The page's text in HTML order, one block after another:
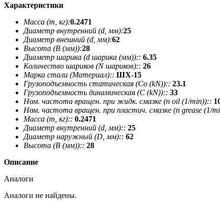
Характеристики
Масса (m, кг):0.2471
Диаметр внутренний (d, мм):25
Диаметр внешний (d, мм):62
Высота (В (мм)):28
Диаметр шарика (d шарика (мм)):: 6.35
Количество шариков (N шариков):: 26
Марка стали (Материал):: ШХ-15
Грузоподъемность статическая (Co (kN)):: 23.1
Грузоподъемность динамическая (C (kN)):: 33
Ном. частота вращен. при жидк. смазке (n oil (1/min))::
Ном. частота вращен. при пластич. смазке (n grease (1/
Масса (m, кг):: 0.2471
Диаметр внутренний (d, мм):: 25
Диаметр наружный (D, мм):: 62
Высота (В (мм)):: 28
Описание
Аналоги
Аналоги не найдены.